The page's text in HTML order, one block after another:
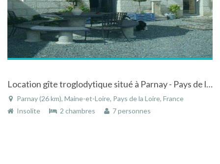
Location gîte troglodytique situé à Parnay - Pays de la Loire proche de Saumur et bord de Loire
Parnay (26 km), Maine-et-Loire, Pays de la Loire, France
Insolite
2 chambres 7 personnes